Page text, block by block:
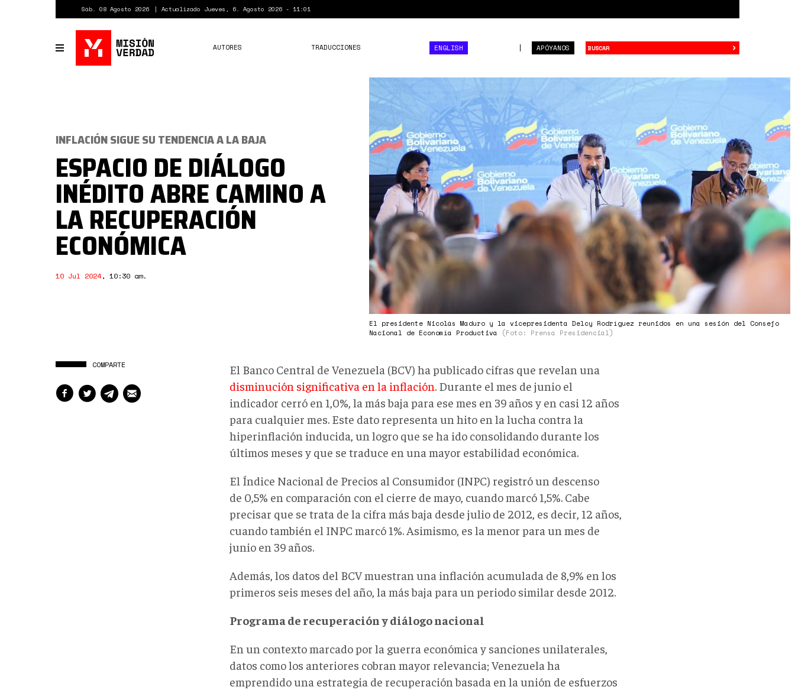
Sáb. 08 Agosto 2026 Actualizado Jueves, 6. Agosto 2026 - 11:01
Toggle
navigation
APÓYANOS
AUTORES TRADUCCIONES ENGLISH ›
GRB1_E-
XwAAsC_z-
scaled-
1.jpg
El presidente Nicolás Maduro y la vicepresidenta Delcy Rodríguez reunidos en una sesión del Consejo
Nacional de Economía Productiva
(Foto: Prensa Presidencial)
INFLACIÓN SIGUE SU TENDENCIA A LA BAJA
ESPACIO DE DIÁLOGO
INÉDITO ABRE CAMINO A
LA RECUPERACIÓN
ECONÓMICA
10 Jul 2024, 10:30 am.
COMPARTE
El Banco Central de Venezuela (BCV) ha publicado cifras que revelan una
disminución significativa en la inflación. Durante el mes de junio el
indicador cerró en 1,0%, la más baja para ese mes en 39 años y en casi 12 años
para cualquier mes. Este dato representa un hito en la lucha contra la
hiperinflación inducida, un logro que se ha ido consolidando durante los
últimos meses y que se traduce en una mayor estabilidad económica.
El Índice Nacional de Precios al Consumidor (INPC) registró un descenso
de 0,5% en comparación con el cierre de mayo, cuando marcó 1,5%. Cabe
precisar que se trata de la cifra más baja desde julio de 2012, es decir, 12 años,
cuando también el INPC marcó 1%. Asimismo, es la menor para un mes de
junio en 39 años.
Además, los datos del BCV muestran una inflación acumulada de 8,9% en los
primeros seis meses del año, la más baja para un periodo similar desde 2012.
Programa de recuperación y diálogo nacional
En un contexto marcado por la guerra económica y sanciones unilaterales,
datos como los anteriores cobran mayor relevancia; Venezuela ha
emprendido una estrategia de recuperación basada en la unión de esfuerzos